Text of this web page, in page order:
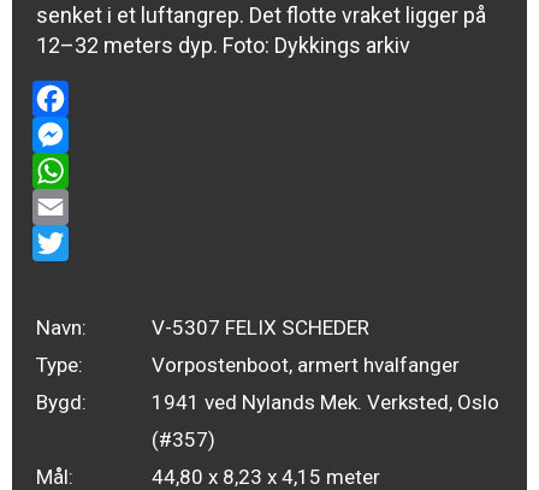
senket i et luftangrep. Det flotte vraket ligger på
12–32 meters dyp. Foto: Dykkings arkiv
Facebook
Messenger
WhatsApp
Email
Navn:
V-5307 FELIX SCHEDER
Type:
Vorpostenboot, armert hvalfanger
Bygd:
1941 ved Nylands Mek. Verksted, Oslo
(#357)
Mål:
44,80 x 8,23 x 4,15 meter